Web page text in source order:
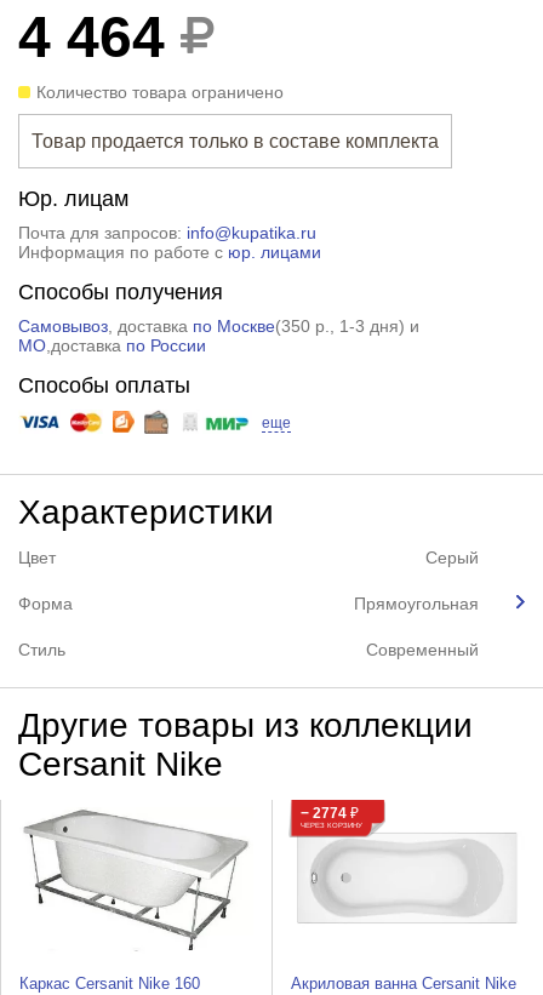
4 464
Количество товара ограничено
Товар продается только в составе комплекта
Юр. лицам
Почта для запросов: info@kupatika.ru
Информация по работе с юр. лицами
Способы получения
Самовывоз, доставка по Москве(350 р.
, 1-3 дня) и
МО,доставка по России
Способы оплаты
еще
Характеристики
Цвет Серый
Форма Прямоугольная
Стиль Современный
Другие товары из коллекции
Cersanit Nike
Каркас Cersanit Nike 160
− 2774 ₽
ЧЕРЕЗ КОРЗИНУ
Акриловая ванна Cersanit Nike